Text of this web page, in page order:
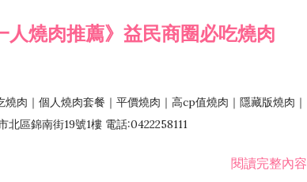
燒肉推薦》益民商圈必吃燒肉
肉｜個人燒肉套餐｜平價燒肉｜高cp值燒肉｜隱藏版燒肉｜
區錦南街19號1樓 電話:0422258111
閱讀完整內容